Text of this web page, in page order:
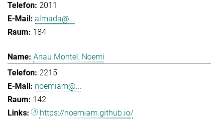
2011
almada@...
184
Anau Montel, Noemi
2215
noemiam@...
142
https://noemiam.github.io/